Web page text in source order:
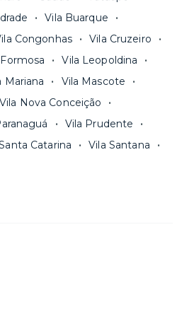
Vila Buarque
Congonhas
Vila Cruzeiro
Vila Leopoldina
Mariana
Vila Mascote
Vila Nova Conceição
Vila Prudente
Catarina
Vila Santana